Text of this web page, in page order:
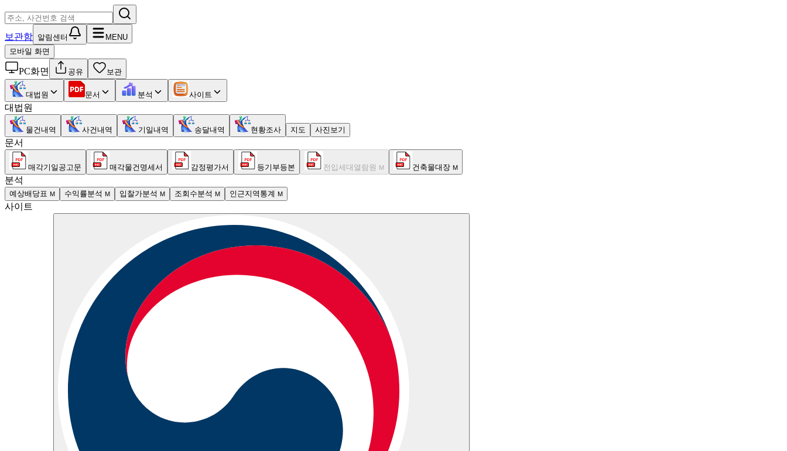
보관함 알림센터
MENU
모바일 화면
PC화면 공유 보관
대법원 문서 분석 사이트
대법원
물건내역 사건내역 기일내역 송달내역 현황조사 지도 사진보기
문서
매각기일공고문 매각물건명세서 감정평가서 등기부등본 전입세대열람원 M 건축물대장 M
분석
예상배당표 M 수익률분석 M 입찰가분석 M 조회수분석 M 인근지역통계 M
사이트